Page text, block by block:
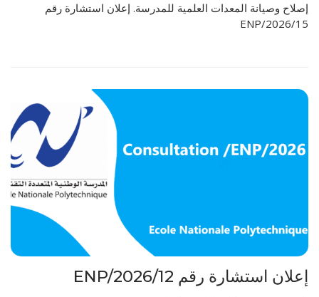
إصلاح وصيانة المعدات العلمية للمدرسة. إعلان استشارة رقم
15/ENP/2026
إعلان استشارة رقم 12/ENP/2026